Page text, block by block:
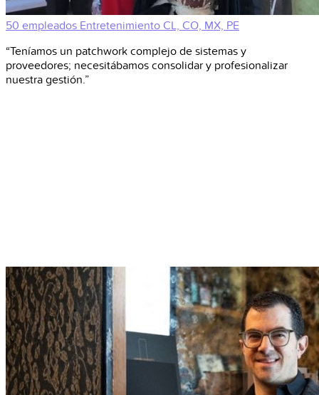
50 empleados Entretenimiento CL, CO, MX, PE
“Teníamos un patchwork complejo de sistemas y
proveedores; necesitábamos consolidar y profesionalizar
nuestra gestión.”